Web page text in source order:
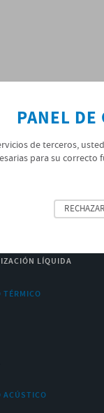
LÍQUIDA
ACÚSTICO
PANEL DE
de terceros,
para su
RECHAZAR